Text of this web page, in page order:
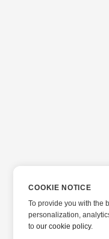
COOKIE NOTICE
To provide you with the
personalization,
toour cookie policy.